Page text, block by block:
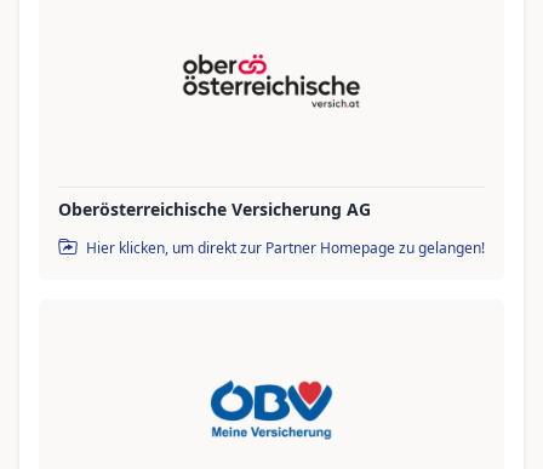
Oberösterreichische Versicherung AG
Hier klicken, um direkt zur Partner Homepage zu gelangen!